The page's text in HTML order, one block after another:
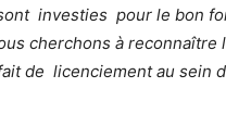
investies pour le bon
cherchons à reconnaître
de licenciement au sein